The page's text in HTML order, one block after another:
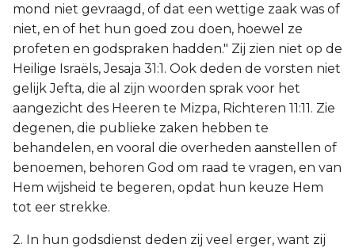
mond niet gevraagd, of dat een wettige zaak was of
niet, en of het hun goed zou doen, hoewel ze
profeten en godspraken hadden." Zij zien niet op de
Heilige Israëls, Jesaja 31:1. Ook deden de vorsten niet
gelijk Jefta, die al zijn woorden sprak voor het
aangezicht des Heeren te Mizpa, Richteren 11:11. Zie
degenen, die publieke zaken hebben te
behandelen, en vooral die overheden aanstellen of
benoemen, behoren God om raad te vragen, en van
Hem wijsheid te begeren, opdat hun keuze Hem
tot eer strekke.
2. In hun godsdienst deden zij veel erger, want zij